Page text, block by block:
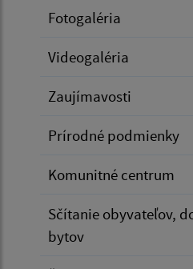
Fotogaléria
Videogaléria
Zaujímavosti
Prírodné podmienky
Komunitné centrum
Sčítanie obyvateľov,
bytov